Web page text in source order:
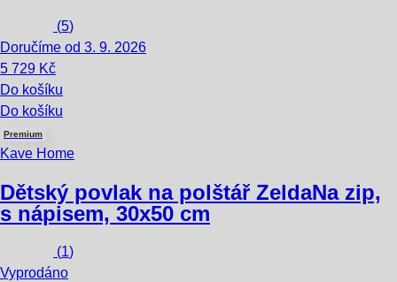
(5)
Doručíme od 3. 9. 2026
5 729 Kč
Do košíku
Do košíku
Premium
Kave Home
Dětský povlak na polštář ZeldaNa zip,
s nápisem, 30x50 cm
(1)
Vyprodáno